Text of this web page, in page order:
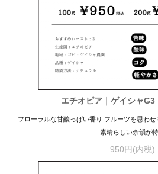
エチオピア｜ゲイシャ
フローラルな甘酸っぱい香り フルーツを思わせ
素晴らしい余韻が
950円(内税)